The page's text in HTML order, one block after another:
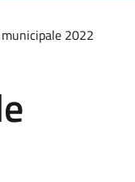
2022